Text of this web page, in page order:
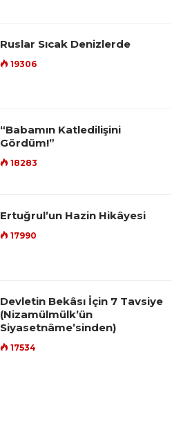
Ruslar Sıcak Denizlerde
19306
“Babamın Katledilişini
Gördüm!”
18283
Ertuğrul’un Hazin Hikâyesi
17990
Devletin Bekâsı İçin 7 Tavsiye
(Nizamülmülk’ün
Siyasetnâme’sinden)
17534